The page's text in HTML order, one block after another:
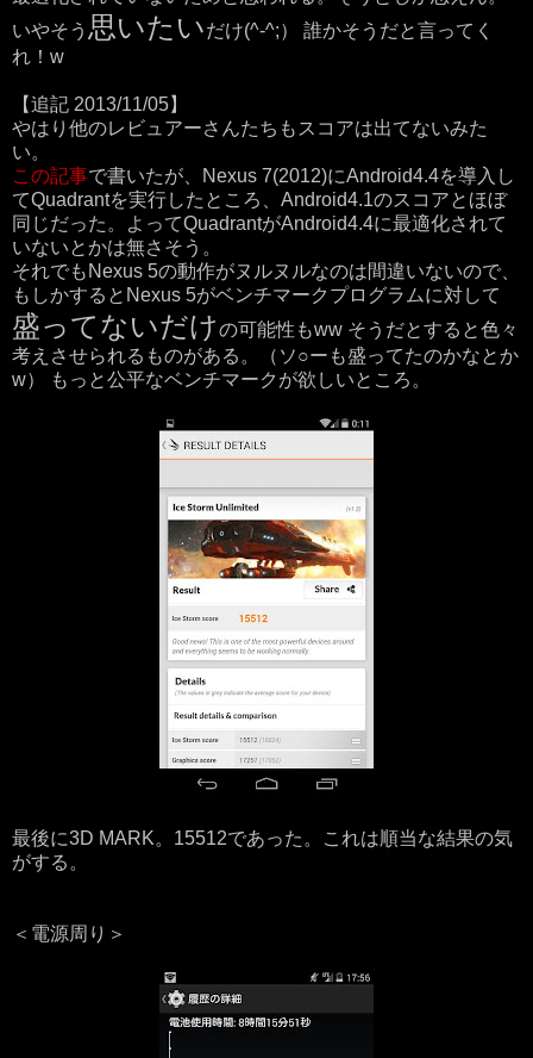
いやそう 思いたいだけ(^-^;） 誰かそうだと言ってく
れ！w
【追記 2013/11/05】
やはり他のレビュアーさんたちもスコアは出てないみた
い。
この記事で書いたが、Nexus 7(2012)にAndroid4.4を導入し
てQuadrantを実行したところ、Android4.1のスコアとほぼ
同じだった。よってQuadrantがAndroid4.4に最適化されて
いないとかは無さそう。
それでもNexus 5の動作がヌルヌルなのは間違いないので、
もしかするとNexus 5がベンチマークプログラムに対して
盛ってないだけの可能性もww そうだとすると色々
考えさせられるものがある。（ソ○ーも盛ってたのかなとか
w） もっと公平なベンチマークが欲しいところ。
最後に3D MARK。15512であった。これは順当な結果の気
がする。
＜電源周り＞